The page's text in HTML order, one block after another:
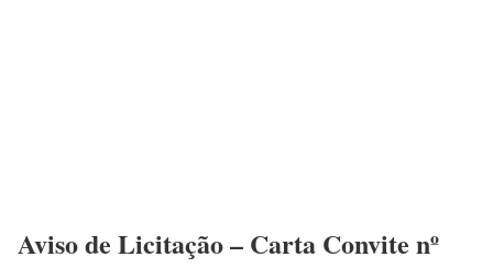
Aviso de Licitação – Carta Convite nº